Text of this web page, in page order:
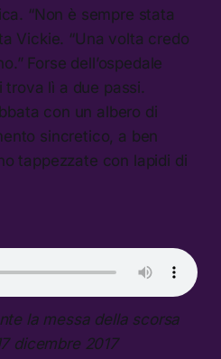
“Non è sempre stata
Vickie. “Una volta credo
Forse dell’ospedale
trova lì a due passi.
con un albero di
sincretico, a ben
tappezzate con lapidi di
la messa della scorsa
dicembre 2017